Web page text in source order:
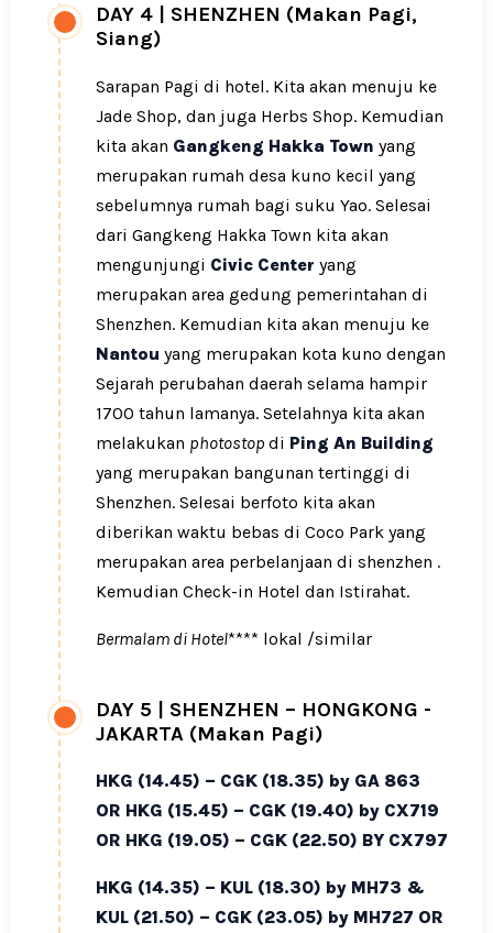
DAY 4
SHENZHEN (Makan Pagi,
Siang)
Sarapan Pagi di hotel. Kita akan menuju ke
Jade Shop, dan juga Herbs Shop. Kemudian
kita akan Gangkeng Hakka Town yang
merupakan rumah desa kuno kecil yang
sebelumnya rumah bagi suku Yao. Selesai
dari Gangkeng Hakka Town kita akan
mengunjungi Civic Center yang
merupakan area gedung pemerintahan di
Shenzhen. Kemudian kita akan menuju ke
Nantou yang merupakan kota kuno dengan
Sejarah perubahan daerah selama hampir
1700 tahun lamanya. Setelahnya kita akan
melakukan photostop di Ping An Building
yang merupakan bangunan tertinggi di
Shenzhen. Selesai berfoto kita akan
diberikan waktu bebas di Coco Park yang
merupakan area perbelanjaan di shenzhen .
Kemudian Check-in Hotel dan Istirahat.
Bermalam di Hotel**** lokal /similar
DAY 5 | SHENZHEN – HONGKONG -
JAKARTA (Makan Pagi)
HKG (14.45) – CGK (18.35) by GA 863
OR HKG (15.45) – CGK (19.40) by CX719
OR HKG (19.05) – CGK (22.50) BY CX797
HKG (14.35) – KUL (18.30) by MH73 &
KUL (21.50) – CGK (23.05) by MH727 OR